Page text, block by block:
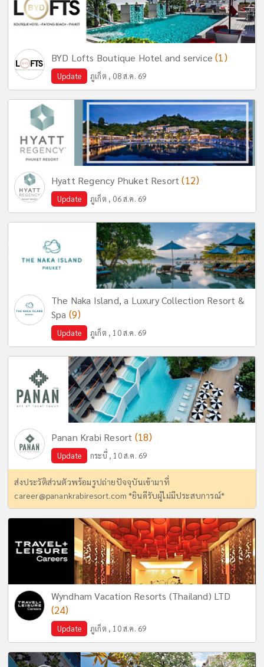
BYD Lofts Boutique Hotel and service(1)
Update ภูเก็ต , 08 ส.ค. 69
Hyatt Regency Phuket Resort(12)
Update ภูเก็ต , 06 ส.ค. 69
The Naka Island, a Luxury Collection Resort &
Spa (9)
Update ภูเก็ต , 10 ส.ค. 69
Panan Krabi Resort (18)
Update กระบี่ , 10 ส.ค. 69
ส่งประวัติส่วนตัวพร้อมรูปถ่ายปัจจุบันเข้ามาที่
career@panankrabiresort.com *ยินดีรับผู้ไม่มีประสบการณ์*
Wyndham Vacation Resorts (Thailand) LTD
(24)
Update ภูเก็ต , 10 ส.ค. 69